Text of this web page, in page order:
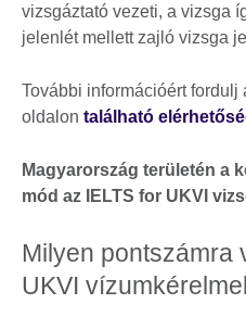
vizsgáztató vezeti, a vizsga
jelenlét mellett zajló vizsga
További információért
oldalon található
Magyarország területén a
mód az IELTS for UKVI
Milyen pontszámra
UKVI